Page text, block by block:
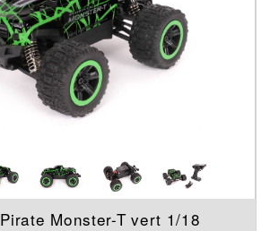
Pirate Monster-T vert 1/18